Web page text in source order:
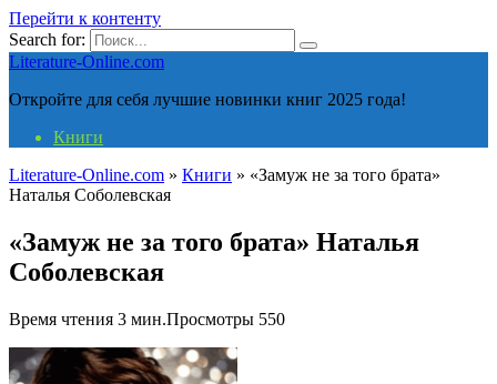
Перейти к контенту
Search for:
Literature-Online.com
Откройте для себя лучшие новинки книг 2025 года!
Книги
Literature-Online.com » Книги » «Замуж не за того брата»
Наталья Соболевская
«Замуж не за того брата» Наталья
Соболевская
Время чтения 3 мин.Просмотры 550